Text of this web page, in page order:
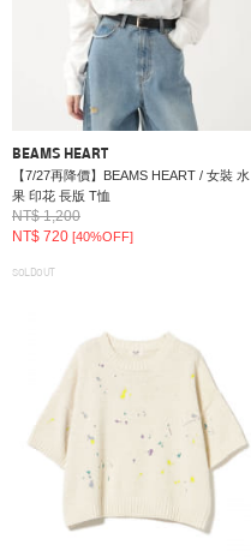
BEAMS HEART
【7/27再降價】BEAMS HEART / 女裝 水
果 印花 長版 T恤
NT$ 1,200
NT$ 720 [40%OFF]
SOLDOUT